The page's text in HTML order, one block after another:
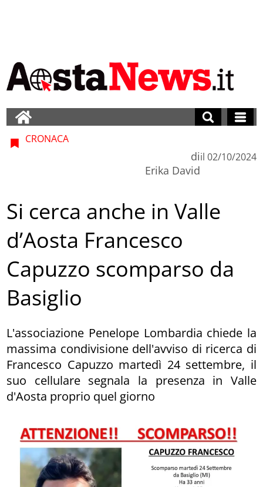
CRONACA
di
Erika David
il 02/10/2024
Si cerca anche in Valle
d’Aosta Francesco
Capuzzo scomparso da
Basiglio
L'associazione Penelope Lombardia chiede la
massima condivisione dell'avviso di ricerca di
Francesco Capuzzo martedì 24 settembre, il
suo cellulare segnala la presenza in Valle
d'Aosta proprio quel giorno